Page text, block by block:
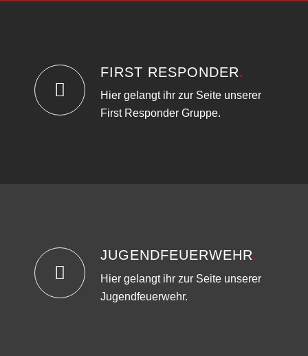
FIRST RESPONDER.
Hier gelangt ihr zur Seite unserer
First Responder Gruppe.
JUGENDFEUERWEHR.
Hier gelangt ihr zur Seite unserer
Jugendfeuerwehr.